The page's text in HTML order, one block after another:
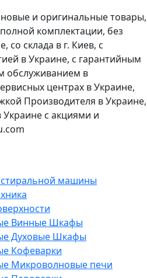
новые и оригинальные товары,
комплектации, без
со склада в г. Киев, с
в Украине, с гарантийным
обслуживанием в
центрах в Украине,
Производителя в Украине,
Украине с акциями и
стиральной машины
Винные Шкафы
Духовые Шкафы
Кофеварки
Микроволновые печи